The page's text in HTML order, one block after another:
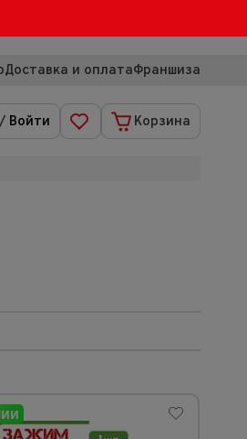
Доставка и оплатаФраншиза
/ Войти Корзина